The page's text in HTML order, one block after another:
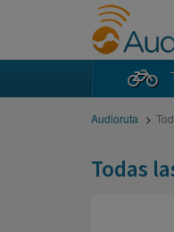
Audioruta
Todas